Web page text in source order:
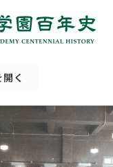
く